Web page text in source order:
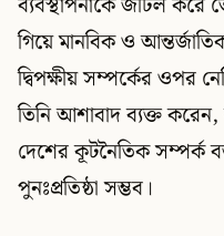
গিয়ে মানবিক ও
দ্বিপক্ষীয় সম্পর্কের ওপর
তিনি আশাবাদ ব্যক্ত
দেশের কূটনৈতিক সম্পর্ক
পুনঃপ্রতিষ্ঠা সম্ভব।